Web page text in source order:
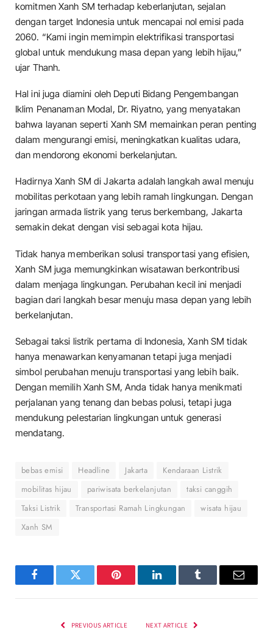
komitmen Xanh SM terhadap keberlanjutan, sejalan
dengan target Indonesia untuk mencapai nol emisi pada
2060. “Kami ingin memimpin elektrifikasi transportasi
global untuk mendukung masa depan yang lebih hijau,”
ujar Thanh.
Hal ini juga diamini oleh Deputi Bidang Pengembangan
Iklim Penanaman Modal, Dr. Riyatno, yang menyatakan
bahwa layanan seperti Xanh SM memainkan peran penting
dalam mengurangi emisi, meningkatkan kualitas udara,
dan mendorong ekonomi berkelanjutan.
Hadirnya Xanh SM di Jakarta adalah langkah awal menuju
mobilitas perkotaan yang lebih ramah lingkungan. Dengan
jaringan armada listrik yang terus berkembang, Jakarta
semakin dekat dengan visi sebagai kota hijau.
Tidak hanya memberikan solusi transportasi yang efisien,
Xanh SM juga memungkinkan wisatawan berkontribusi
dalam menjaga lingkungan. Perubahan kecil ini menjadi
bagian dari langkah besar menuju masa depan yang lebih
berkelanjutan.
Sebagai taksi listrik pertama di Indonesia, Xanh SM tidak
hanya menawarkan kenyamanan tetapi juga menjadi
simbol perubahan menuju transportasi yang lebih baik.
Dengan memilih Xanh SM, Anda tidak hanya menikmati
perjalanan yang tenang dan bebas polusi, tetapi juga
mendukung pelestarian lingkungan untuk generasi
mendatang.
bebas emisi Headline Jakarta
Kendaraan Listrik
mobilitas hijau
pariwisata berkelanjutan
taksi canggih
Taksi Listrik
Transportasi Ramah Lingkungan
wisata hijau
Xanh SM
FacebookTwitter Pinterest LinkedInTumblr Email
PREVIOUS ARTICLE NEXT ARTICLE